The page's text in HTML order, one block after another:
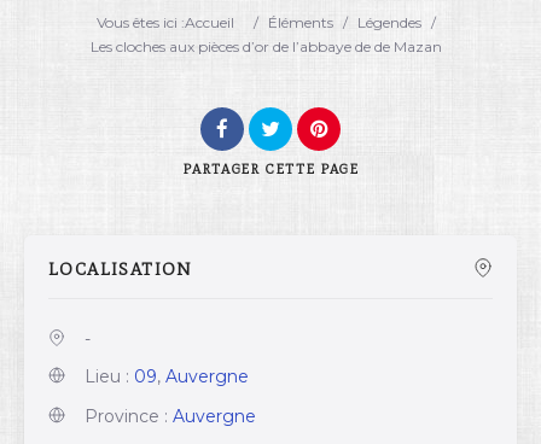
Lieu
Vous êtes ici :Accueil / Éléments / Légendes /
Les cloches aux pièces d’or de l’abbaye de de Mazan
PARTAGER CETTE PAGE
LOCALISATION
-
Lieu : 09, Auvergne
Province : Auvergne